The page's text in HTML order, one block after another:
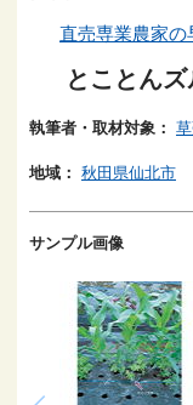
直売専業農家
とことん
執筆者・取材対象：
地域： 秋田県仙北市
サンプル画像